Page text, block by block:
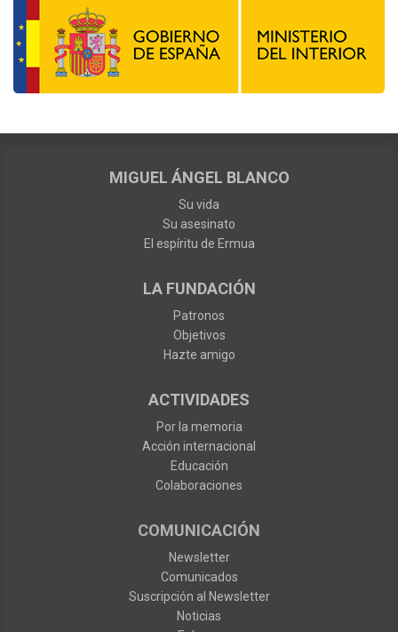
MIGUEL ÁNGEL BLANCO
Su vida
Su asesinato
El espíritu de Ermua
LA FUNDACIÓN
Patronos
Objetivos
Hazte amigo
ACTIVIDADES
Por la memoria
Acción internacional
Educación
Colaboraciones
COMUNICACIÓN
Newsletter
Comunicados
Suscripción al Newsletter
Noticias